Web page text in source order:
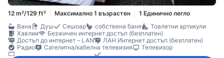
12 m²/129 ft² Максимално 1 възрастен
1 Единично легло
Вана
Душ Сешоар собствена баня
Тоалетни артикули
Хавлии
Безжичен интернет достъп (безплатен)
Достъп до интернет – LAN
ЛАН Интернет достъп (безплатен)
Радио
Сателитна/кабелна телевизия
Телевизор